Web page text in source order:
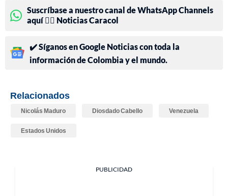
Suscríbase a nuestro canal de WhatsApp Channels
aquí 👉🏻 Noticias Caracol
✔️ Síganos en Google Noticias con toda la
información de Colombia y el mundo.
Relacionados
Nicolás Maduro Diosdado Cabello Venezuela
Estados Unidos
PUBLICIDAD